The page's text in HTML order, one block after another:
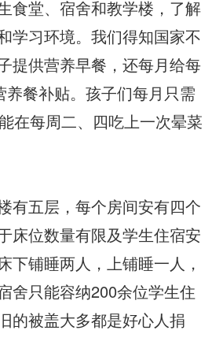
食堂、宿舍和教学楼，了解
学习环境。我们得知国家不
提供营养早餐，还每月给每
养餐补贴。孩子们每月只需
在每周二、四吃上一次晕菜
五层，每个房间安有四个
床位数量有限及学生住宿安
下铺睡两人，上铺睡一人，
舍只能容纳200余位学生住
的被盖大多都是好心人捐